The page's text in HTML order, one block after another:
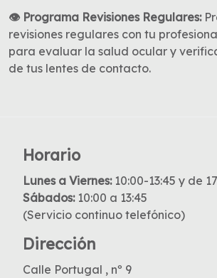
👁 Programa Revisiones Regulares:
revisiones regulares con tu
para evaluar la salud ocular y
de tus lentes de contacto.
Horario
Lunes a Viernes:10:00-13:45 y de
Sábados:10:00 a 13:45
(Servicio continuo telefónico)
Dirección
Calle Portugal , nº 9